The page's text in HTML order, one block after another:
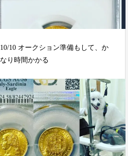
10/10 オークション準備もして、か
なり時間かかる